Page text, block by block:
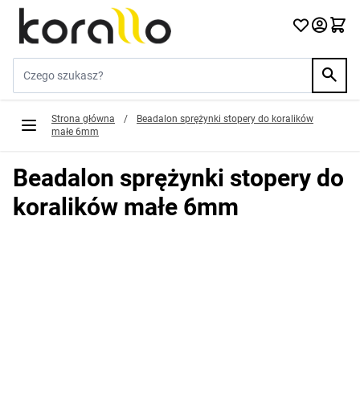
Przejdź do treści
Strona główna /
Beadalon sprężynki stopery do koralików
małe 6mm
Beadalon sprężynki stopery do
koralików małe 6mm